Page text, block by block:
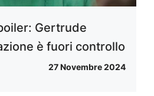
Gertrude
è fuori controllo
27 Novembre 2024